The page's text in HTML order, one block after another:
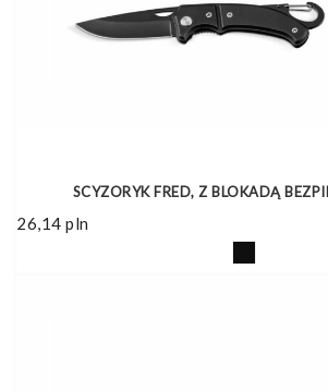
SCYZORYK FRED, Z BLOKADĄ
26,14 pln